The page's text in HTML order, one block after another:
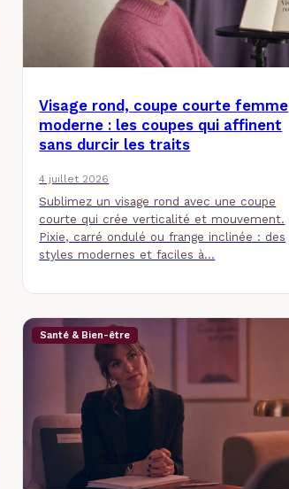
Visage rond, coupe courte femme
moderne : les coupes qui affinent
sans durcir les traits
4 juillet 2026
Sublimez un visage rond avec une coupe
courte qui crée verticalité et mouvement.
Pixie, carré ondulé ou frange inclinée : des
styles modernes et faciles à…
Santé & Bien-être